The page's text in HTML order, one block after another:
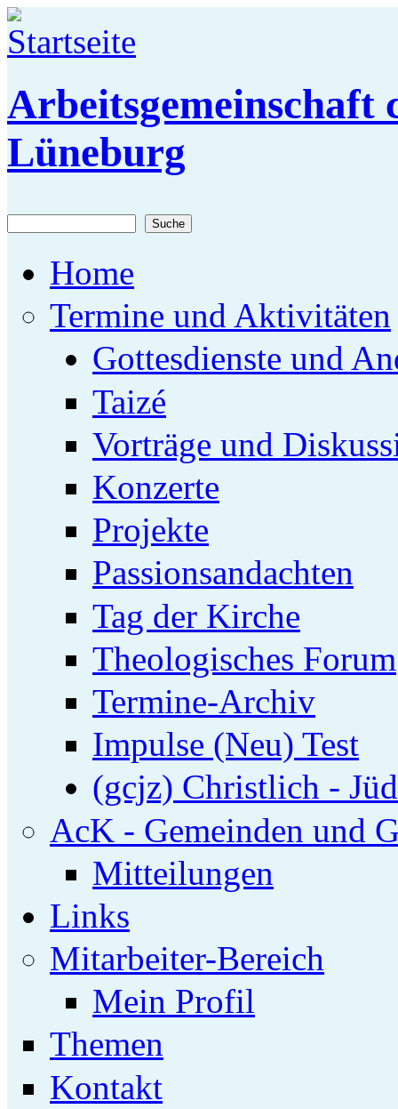
Direkt zum Inhalt
Lüneburg
Home
Termine und Aktivitäten
Gottesdienste und
Taizé
Vorträge und
Konzerte
Projekte
Passionsandachten
Tag der Kirche
Theologisches Forum
Termine-Archiv
Impulse (Neu) Test
(gcjz) Christlich -
AcK - Gemeinden und
Mitteilungen
Links
Mitarbeiter-Bereich
Mein Profil
Themen
Kontakt